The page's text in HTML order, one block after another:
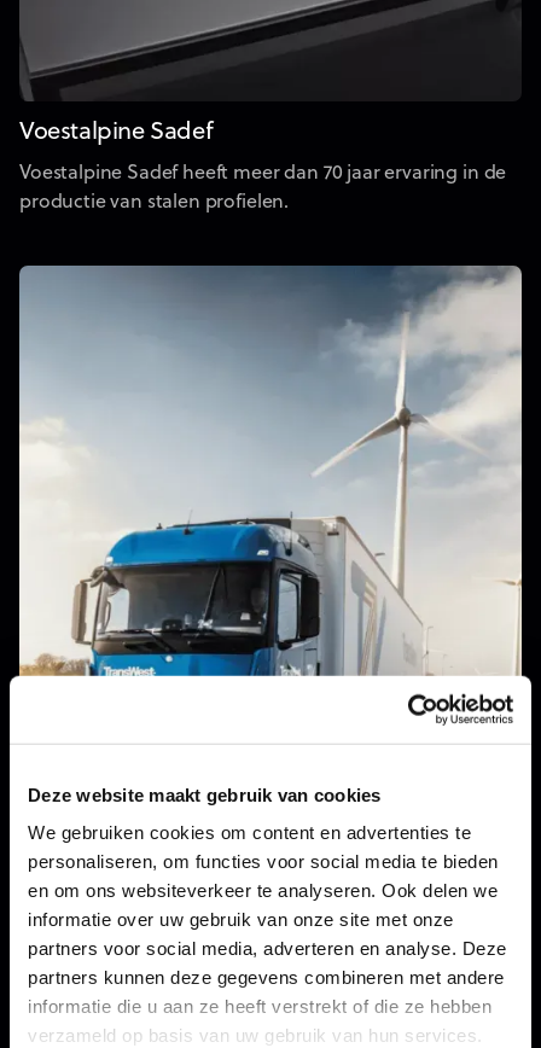
Deze website maakt gebruik van cookies
We gebruiken cookies om content en advertenties te
personaliseren, om functies voor social media te bieden
en om ons websiteverkeer te analyseren. Ook delen we
informatie over uw gebruik van onze site met onze
partners voor social media, adverteren en analyse. Deze
partners kunnen deze gegevens combineren met andere
informatie die u aan ze heeft verstrekt of die ze hebben
verzameld op basis van uw gebruik van hun services.
Voestalpine Sadef
Voestalpine Sadef heeft meer dan 70 jaar ervaring in de
productie van stalen profielen.